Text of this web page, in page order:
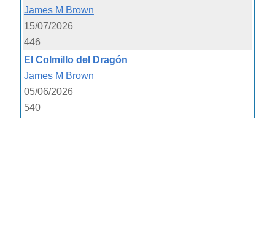
James M Brown
15/07/2026
446
El Colmillo del Dragón
James M Brown
05/06/2026
540